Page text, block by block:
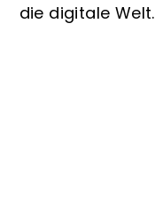
die digitale Welt.